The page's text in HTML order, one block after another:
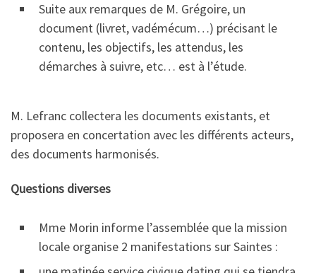
Suite aux remarques de M. Grégoire, un
document (livret, vadémécum…) précisant le
contenu, les objectifs, les attendus, les
démarches à suivre, etc… est à l’étude.
M. Lefranc collectera les documents existants, et
proposera en concertation avec les différents acteurs,
des documents harmonisés.
Questions diverses
Mme Morin informe l’assemblée que la mission
locale organise 2 manifestations sur Saintes :